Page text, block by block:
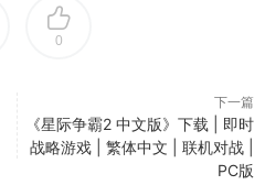
0
下一篇
《星际争霸2 中文版》下载 | 即时
战略游戏 | 繁体中文 | 联机对战 |
PC版